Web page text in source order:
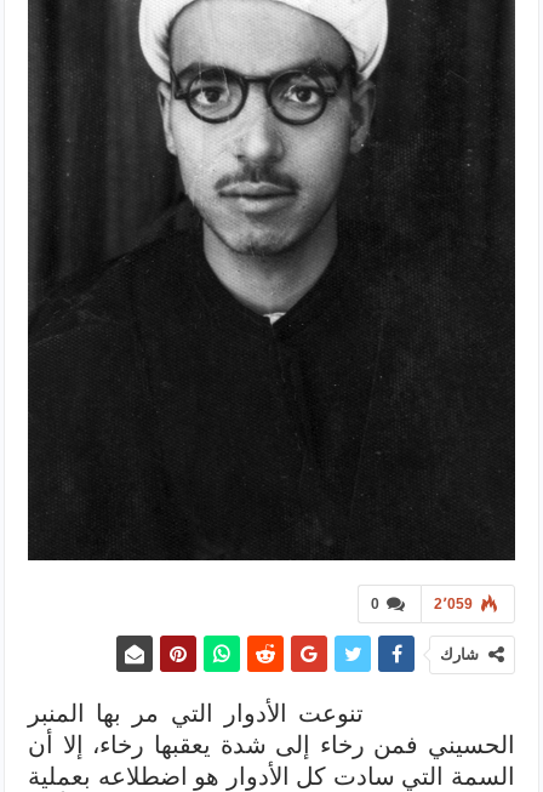
0 2٬059
شارك
تنوعت الأدوار التي مر بها المنبر
الحسيني فمن رخاء إلى شدة يعقبها رخاء، إلا أن
السمة التي سادت كل الأدوار هو اضطلاعه بعملية